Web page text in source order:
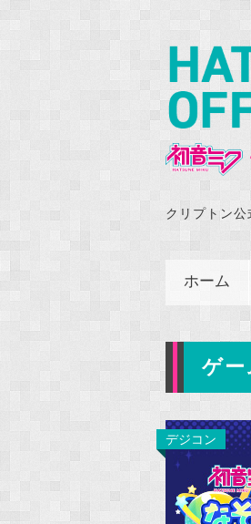
クリプトン
ホーム
ゲー
デジコン